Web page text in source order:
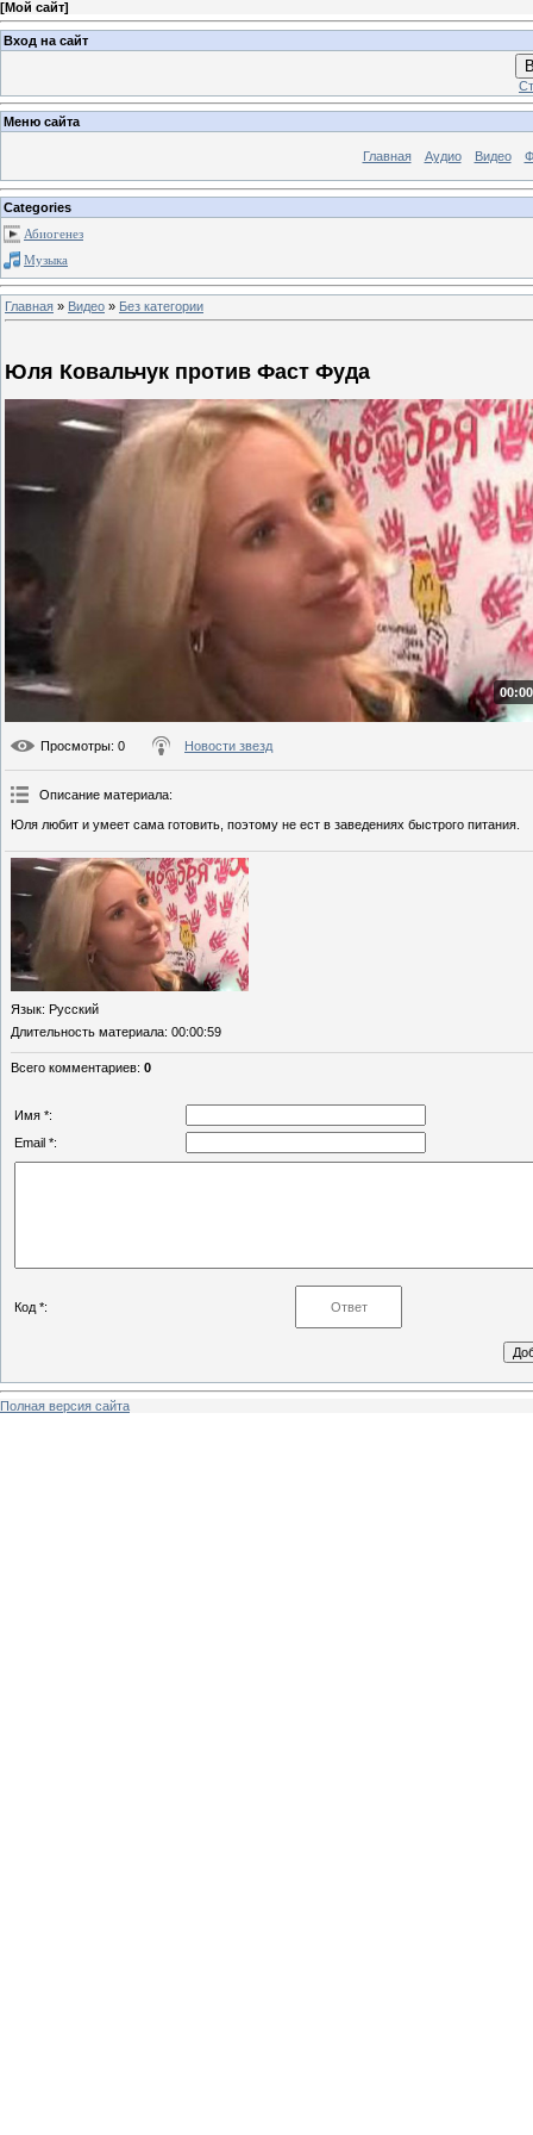
[Мой сайт]
Вход на сайт
Меню сайта
Главная Аудио Видео
Categories
Абиогенез
Музыка
Главная » Видео » Без категории
Юля Ковальчук против Фаст Фуда
Просмотры: 0 Новости звезд
Описание материала:
Юля любит и умеет сама готовить, поэтому не ест в заведениях быстрого питания.
Язык: Русский
Длительность материала: 00:00:59
Всего комментариев: 0
Имя *:
Email *:
Код *:
Полная версия сайта